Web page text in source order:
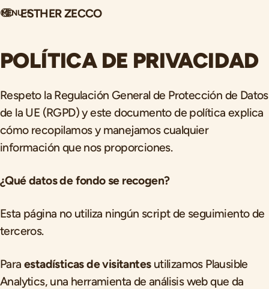
Saltar al contenido
ESTHER ZECCO
MENU
POLÍTICA DE PRIVACIDAD
Respeto la Regulación General de Protección de Datos
de la UE (RGPD) y este documento de política explica
cómo recopilamos y manejamos cualquier
información que nos proporciones.
¿Qué datos de fondo se recogen?
Esta página no utiliza ningún script de seguimiento de
terceros.
Para estadísticas de visitantesutilizamos Plausible
Analytics, una herramienta de análisis web que da